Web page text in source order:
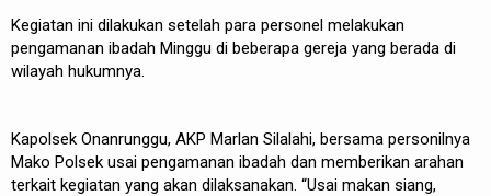
Kegiatan ini dilakukan setelah para personel melakukan
pengamanan ibadah Minggu di beberapa gereja yang berada di
wilayah hukumnya.
Kapolsek Onanrunggu, AKP Marlan Silalahi, bersama personilnya
Mako Polsek usai pengamanan ibadah dan memberikan arahan
terkait kegiatan yang akan dilaksanakan. “Usai makan siang,